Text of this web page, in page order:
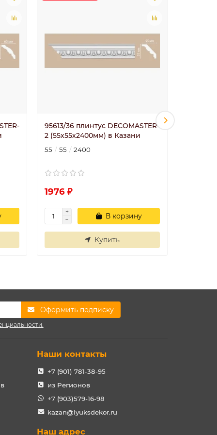
95613/36 плинтус DECOMASTER-
2 (55х55х2400мм) в Казани
55 55 2400
1976 ₽
В корзину
Купить
Оформить подписку
Наши контакты
+7 (901) 781-38-95
из Регионов
+7 (903)579-16-98
kazan@lyuksdekor.ru
Наш адрес